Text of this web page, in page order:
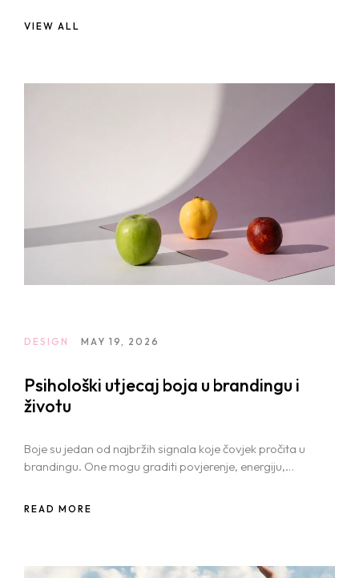
VIEW ALL
DESIGN MAY 19, 2026
Psihološki utjecaj boja u brandingu i
životu
Boje su jedan od najbržih signala koje čovjek pročita u
brandingu. One mogu graditi povjerenje, energiju,
READ MORE